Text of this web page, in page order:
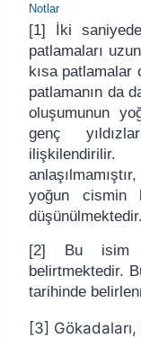
Notlar
[1] İki
patlamaları
kısa patlamalar
patlamanın da
oluşumunun
genç
yoğun cismin
düşünülmektedir.
[2] Bu isim
belirtmektedir.
tarihinde
[3] Gökadaları,